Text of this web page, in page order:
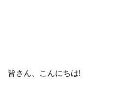
皆さん、こんにちは!